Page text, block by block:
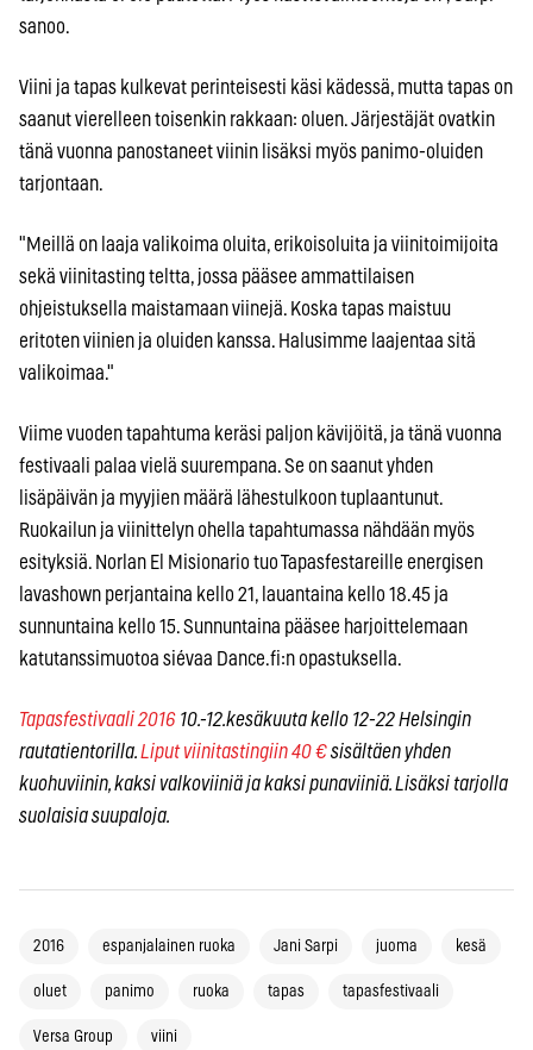
sanoo.
Viini ja tapas kulkevat perinteisesti käsi kädessä, mutta tapas on
saanut vierelleen toisenkin rakkaan: oluen. Järjestäjät ovatkin
tänä vuonna panostaneet viinin lisäksi myös panimo-oluiden
tarjontaan.
"Meillä on laaja valikoima oluita, erikoisoluita ja viinitoimijoita
sekä viinitasting teltta, jossa pääsee ammattilaisen
ohjeistuksella maistamaan viinejä. Koska tapas maistuu
eritoten viinien ja oluiden kanssa. Halusimme laajentaa sitä
valikoimaa."
Viime vuoden tapahtuma keräsi paljon kävijöitä, ja tänä vuonna
festivaali palaa vielä suurempana. Se on saanut yhden
lisäpäivän ja myyjien määrä lähestulkoon tuplaantunut.
Ruokailun ja viinittelyn ohella tapahtumassa nähdään myös
esityksiä. Norlan El Misionario tuo Tapasfestareille energisen
lavashown perjantaina kello 21, lauantaina kello 18.45 ja
sunnuntaina kello 15. Sunnuntaina pääsee harjoittelemaan
katutanssimuotoa siévaa Dance.fi:n opastuksella.
Tapasfestivaali 2016 10.-12.kesäkuuta kello 12-22 Helsingin
rautatientorilla.Liput viinitastingiin 40 €sisältäen yhden
kuohuviinin, kaksi valkoviiniä ja kaksi punaviiniä. Lisäksi tarjolla
suolaisia suupaloja.
2016 espanjalainen ruoka Jani Sarpi juoma kesä
oluet panimo ruoka tapas tapasfestivaali
Versa Group viini